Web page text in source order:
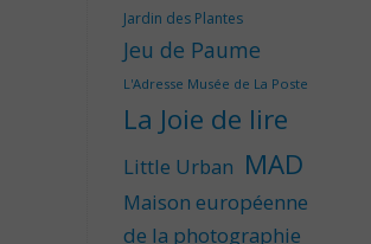
Jardin des Plantes
Jeu de Paume
L'Adresse Musée de La Poste
La Joie de lire
Little Urban MAD
Maison européenne
de la photographie